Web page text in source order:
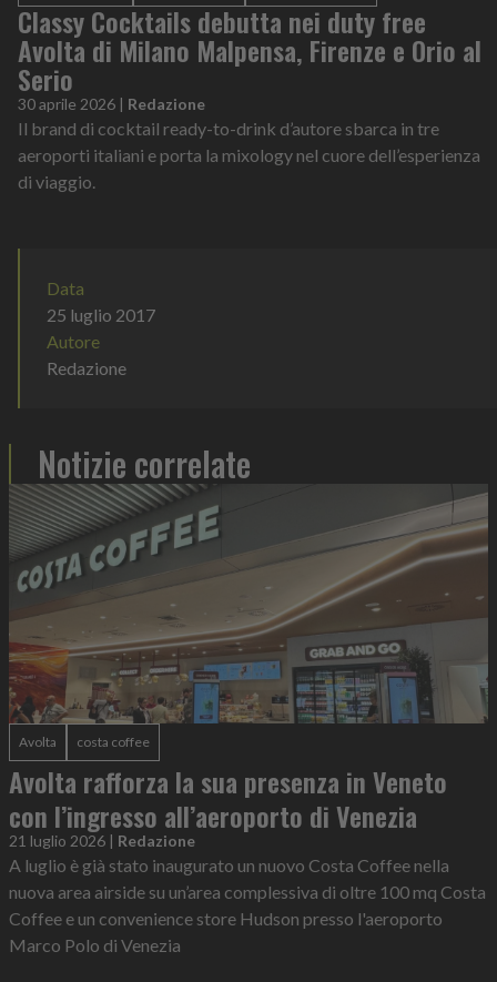
Classy Cocktails debutta nei duty free
Avolta di Milano Malpensa, Firenze e Orio al
Serio
30 aprile 2026 | Redazione
Il brand di cocktail ready-to-drink d’autore sbarca in tre
aeroporti italiani e porta la mixology nel cuore dell’esperienza
di viaggio.
Data
25 luglio 2017
Autore
Redazione
Notizie correlate
Avolta costa coffee
Avolta rafforza la sua presenza in Veneto
con l’ingresso all’aeroporto di Venezia
21 luglio 2026 | Redazione
A luglio è già stato inaugurato un nuovo Costa Coffee nella
nuova area airside su un’area complessiva di oltre 100 mq Costa
Coffee e un convenience store Hudson presso l'aeroporto
Marco Polo di Venezia